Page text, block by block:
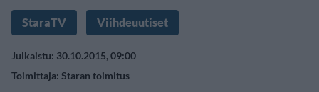
StaraTV Viihdeuutiset
Julkaistu: 30.10.2015, 09:00
Toimittaja: Staran toimitus